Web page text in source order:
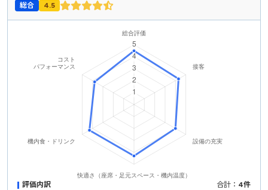
総合 4.5
評価内訳 合計： 4件